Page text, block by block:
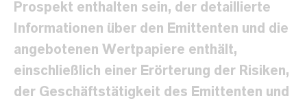
Prospekt enthalten sein, der detaillierte
Informationen über den Emittenten und die
angebotenen Wertpapiere enthält,
einschließlich einer Erörterung der Risiken,
der Geschäftstätigkeit des Emittenten und